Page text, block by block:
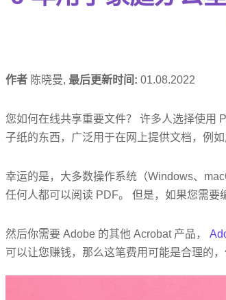
作者 陈晓曼, 最后更新时间: 01.08.2022
您如何在线共享重要文件？ 许多人选择使用
子纸的东西，广泛用于在网上提供文档，例
幸运的是，大多数操作系统（Windows、
任何人都可以阅读 PDF。 但是，如果您需要
然后你需要 Adob​​e 的其他 Acrobat 产品，
可以让您赚钱，那么这笔费用可能是合理的